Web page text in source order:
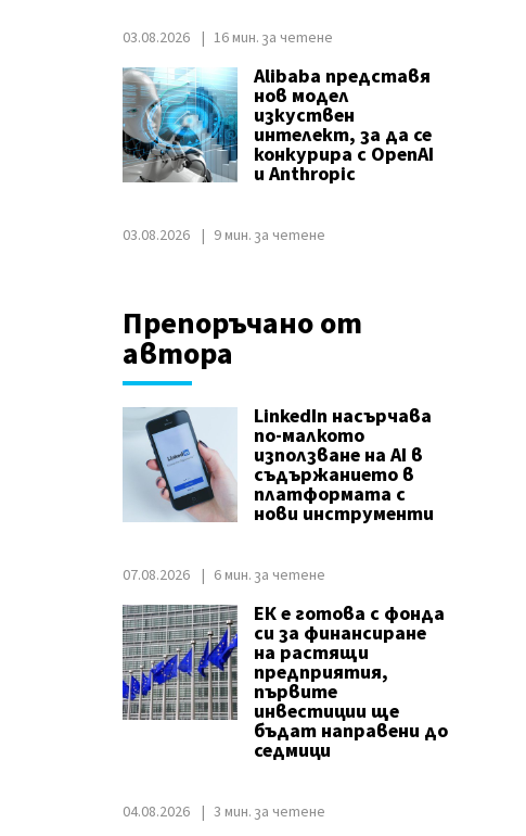
03.08.2026 16 мин. за четене
Alibaba представя
нов модел
изкуствен
интелект, за да се
конкурира с OpenAI
и Anthropic
03.08.2026 9 мин. за четене
Препоръчано от
автора
LinkedIn насърчава
по-малкото
използване на AI в
съдържанието в
платформата с
нови инструменти
07.08.2026 6 мин. за четене
ЕК е готова с фонда
си за финансиране
на растящи
предприятия,
първите
инвестиции ще
бъдат направени до
седмици
04.08.2026 3 мин. за четене